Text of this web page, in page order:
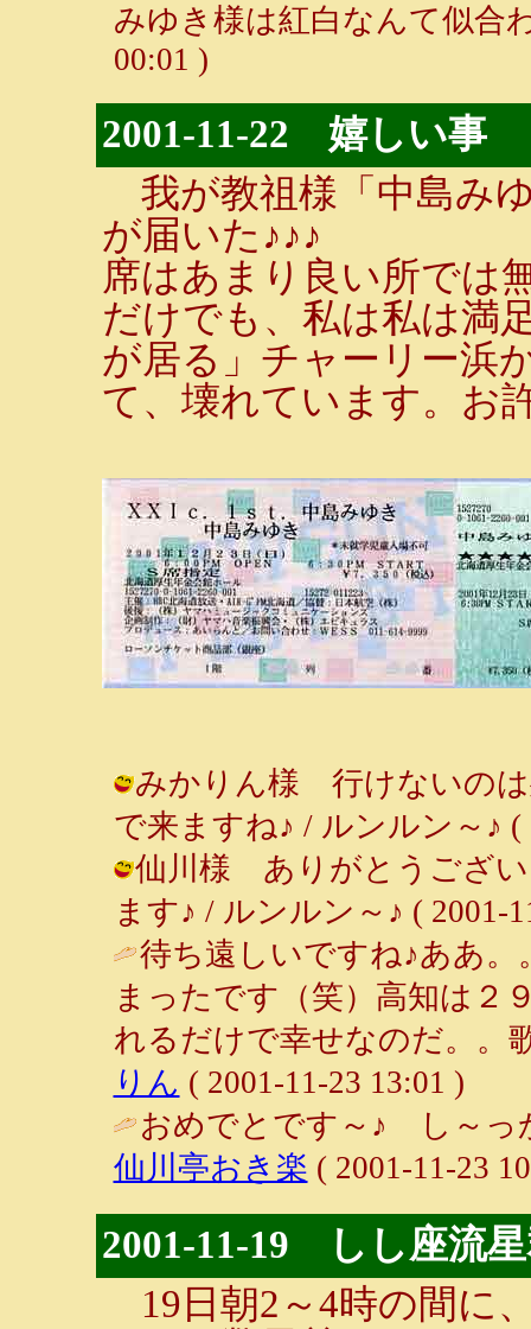
みゆき様は紅白なんて似合
00:01 )
2001-11-22 嬉しい事
我が教祖様「中島み
が届いた♪♪♪
席はあまり良い所では
だけでも、私は私は満
が居る」チャーリー浜
て、壊れています。お
みかりん様 行けないのは
で来ますね♪ / ルンルン～♪ (
仙川様 ありがとうござい
ます♪ / ルンルン～♪ ( 2001-
待ち遠しいですね♪ああ
まったです（笑）高知は２
れるだけで幸せなのだ。。
りん ( 2001-11-23 13:01 )
おめでとです～♪ し～っ
仙川亭おき楽 ( 2001-11-23
2001-11-19 しし座流
19日朝2～4時の間に